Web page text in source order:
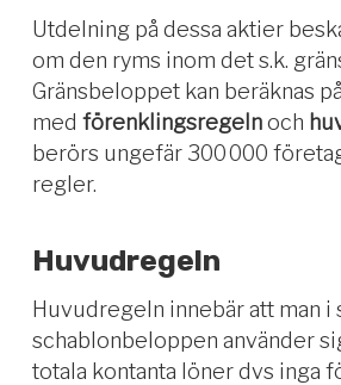
Utdelning på dessa aktier
om den ryms inom det s.k.
Gränsbeloppet kan beräknas
med förenklingsregelnoch
berörs ungefär 300 000
regler.
Huvudregeln
Huvudregeln innebär att man
schablonbeloppen använder
totala kontanta löner dvs inga